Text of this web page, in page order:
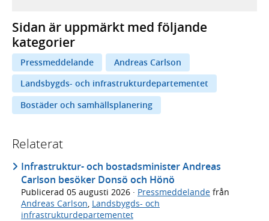
Sidan är uppmärkt med följande
kategorier
Pressmeddelande
Andreas Carlson
Landsbygds- och infrastrukturdepartementet
Bostäder och samhällsplanering
Relaterat
Infrastruktur- och bostadsminister Andreas
Carlson besöker Donsö och Hönö
Publicerad 05 augusti 2026 · Pressmeddelande från
Andreas Carlson, Landsbygds- och
infrastrukturdepartementet